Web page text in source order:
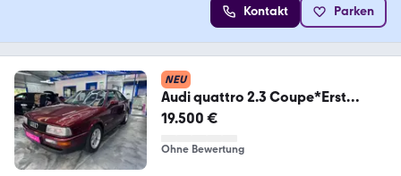
Kontakt Parken
NEU
Audi quattro 2.3 Coupe*Erst
108Tkm*1Hand*TOP*ORIGINAL
19.500 €
Ohne Bewertung